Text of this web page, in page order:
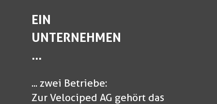
EIN
UNTERNEHMEN
...
... zwei Betriebe:
Zur Velociped AG gehört das